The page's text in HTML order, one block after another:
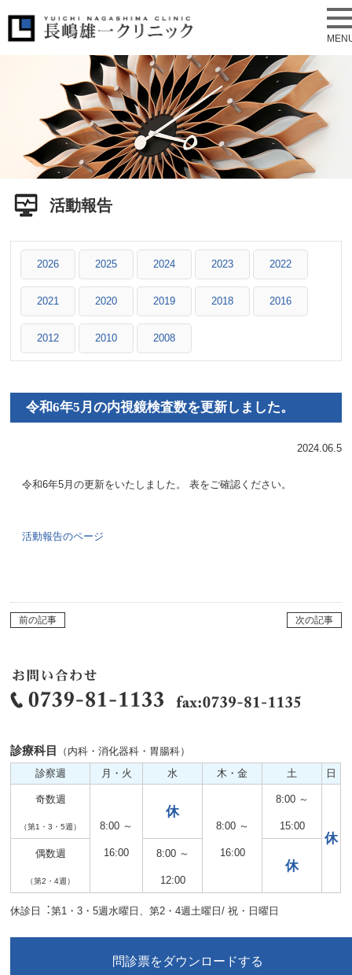
活動報告
2026 2025 2024 2023 2022
2021 2020 2019 2018 2016
2012 2010 2008
令和6年5月の内視鏡検査数を更新しました。
2024.06.5
令和6年5月の更新をいたしました。 表をご確認ください。
活動報告のページ
前の記事 次の記事
診療科目
（内科・消化器科・胃腸科）
診察週
月・火 水 木・金 土 日
奇数週
（第1・3・5週） 8:00 ～
16:00
休
8:00 ～
16:00
8:00 ～
15:00
休
偶数週
（第2・4週）
8:00 ～
12:00
休
休診日︓第1・3・5週水曜日、第2・4週土曜日/ 祝・日曜日
問診票をダウンロードする